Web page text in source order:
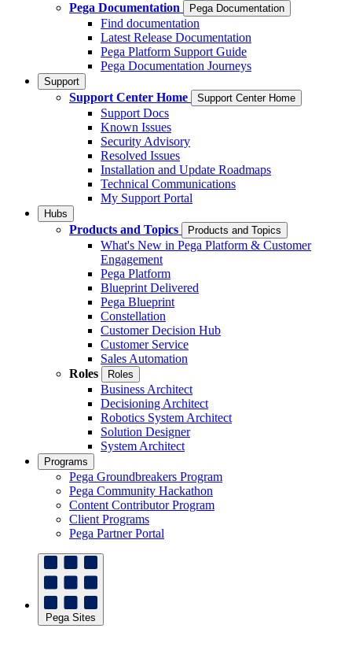
Pega Documentation
Pega Documentation
Find documentation
Latest Release Documentation
Pega Platform Support Guide
Pega Documentation Journeys
Support
Support Center Home Support Center Home
Support Docs
Known Issues
Security Advisory
Resolved Issues
Installation and Update Roadmaps
Technical Communications
My Support Portal
Hubs
Products and Topics Products and Topics
What's New in Pega Platform & Customer
Engagement
Pega Platform
Blueprint Delivered
Pega Blueprint
Constellation
Customer Decision Hub
Customer Service
Sales Automation
Roles
Roles
Business Architect
Decisioning Architect
Robotics System Architect
Solution Designer
System Architect
Programs
Pega Groundbreakers Program
Pega Community Hackathon
Content Contributor Program
Client Programs
Pega Partner Portal
Pega Sites